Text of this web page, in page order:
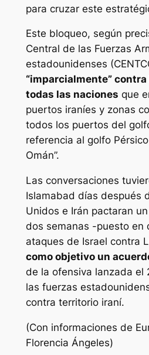
para cruzar este
Este bloqueo, según
Central de las Fuerzas
estadounidenses
“imparcialmente”
todas las naciones que
puertos iraníes y zonas
todos los puertos del
referencia al golfo
Omán”.
Las conversaciones
Islamabad días después
Unidos e Irán pactaran
dos semanas -puesto en
ataques de Israel contra
como objetivo un
de la ofensiva lanzada el
las fuerzas
contra territorio iraní.
(Con informaciones de
Florencia Ángeles)